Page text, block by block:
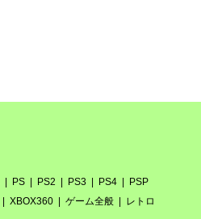
PS PS2 PS3 PS4
PSP
XBOX360 ゲーム全般
レトロ